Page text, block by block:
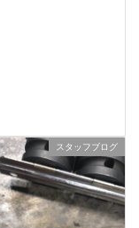
スタッフブログ